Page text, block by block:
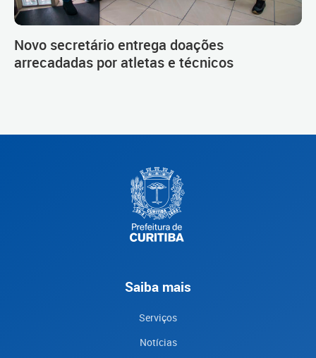
Novo secretário entrega doações
arrecadadas por atletas e técnicos
Saiba mais
Serviços
Notícias